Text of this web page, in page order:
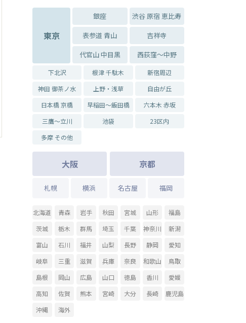
東京
銀座
渋谷 原宿 恵比寿
表参道 青山
吉祥寺
代官山 中目黒
西荻窪～中野
下北沢 根津 千駄木
新宿周辺
神田 御茶ノ水
上野・浅草
自由が丘
日本橋 京橋
早稲田～飯田橋
六本木 赤坂
三鷹～立川
池袋
23区内
多摩 その他
大阪 京都
札幌 横浜 名古屋 福岡
北海道 青森 岩手 秋田 宮城 山形
福島
茨城
栃木 群馬 埼玉 千葉 神奈川
新潟
富山
石川 福井 山梨 長野 静岡
愛知
岐阜
三重 滋賀 兵庫 奈良 和歌山
鳥取
島根
岡山 広島 山口 徳島 香川
愛媛
高知
佐賀 熊本 宮崎 大分 長崎
鹿児島
沖縄
海外